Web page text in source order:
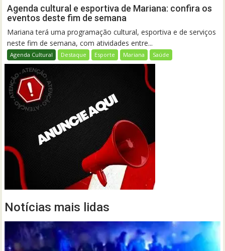
Agenda cultural e esportiva de Mariana: confira os
eventos deste fim de semana
Mariana terá uma programação cultural, esportiva e de serviços
neste fim de semana, com atividades entre...
Agenda Cultural Destaque Esporte Mariana Saúde
Notícias mais lidas